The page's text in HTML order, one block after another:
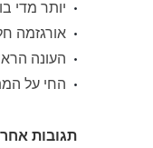
יותר מדי
אורגזמה
העונה
החי על
תגובות